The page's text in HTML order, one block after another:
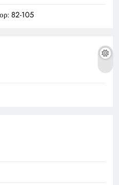
82-105